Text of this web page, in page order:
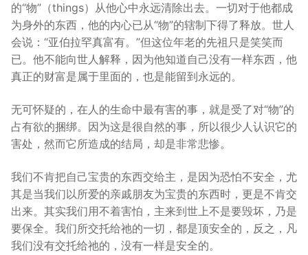
的“物”（things）从他心中永远清除出去。一切对于他都成
为身外的东西，他的内心已从“物”的辖制下得了释放。世人
会说：“亚伯拉罕真富有。”但这位年老的先祖只是笑笑而
已。他不能向世人解释，因为他知道自己没有一样东西，他
真正的财富是属于里面的，也是能留到永远的。
无可怀疑的，在人的生命中最有害的事，就是受了对“物”的
占有欲的捆绑。因为这是很自然的事，所以很少人认识它的
害处，然而它所造成的结局，却是非常悲惨。
我们不肯把自己宝贵的东西交给主，是因为恐怕不安全，尤
其是当我们以所爱的亲戚朋友为宝贵的东西时，更是不肯交
出来。其实我们用不着害怕，主来到世上不是要毁坏，乃是
要保全。我们所交托给祂的一切，都是顶安全的，反之，凡
我们没有交托给祂的，没有一样是安全的。